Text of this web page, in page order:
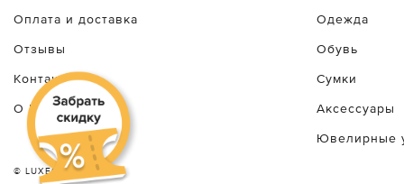
Оплата и доставка
Отзывы
Контакты
О luxecrime
Одежда
Обувь
Сумки
Аксессуары
Ювелирные
© LUXEСRIME 2026